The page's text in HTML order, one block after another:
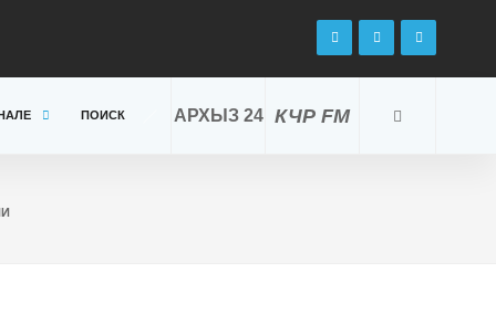
КЧР FM
АРХЫЗ 24
ПОИСК